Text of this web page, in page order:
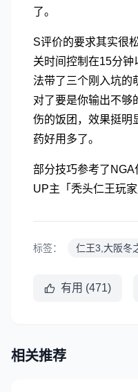
了。
S评价的要求其实很
关时间控制在15分
法带了三个刚入坑的
对了要是你输出不够
伤的饭团，效果挺明
药好用多了。
部分技巧参考了
UP主「秃头仁王玩家
标签： 仁王3,大阪冬
有用 (471)
相关推荐